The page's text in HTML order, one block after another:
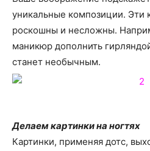
уникальные композиции. Эти
роскошны и несложны.
маникюр дополнить
станет необычным.
Делаем картинки на ногтях
Картинки, применяя дотс,